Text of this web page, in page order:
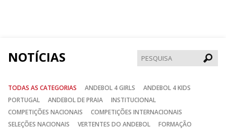
NOTÍCIAS
TODAS AS CATEGORIAS ANDEBOL 4 GIRLS
ANDEBOL 4 KIDS
PORTUGAL
ANDEBOL DE PRAIA
INSTITUCIONAL
COMPETIÇÕES NACIONAIS
COMPETIÇÕES INTERNACIONAIS
SELEÇÕES NACIONAIS
VERTENTES DO ANDEBOL
FORMAÇÃO